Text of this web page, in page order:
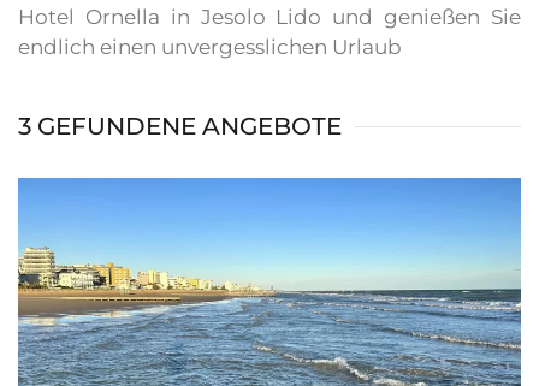
Hotel Ornella in Jesolo Lido und genießen Sie
endlich einen unvergesslichen Urlaub
3 GEFUNDENE ANGEBOTE